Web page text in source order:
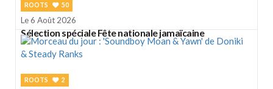
ROOTS 50
Le 6 Août 2026
Sélection spéciale Fête nationale jamaïcaine
ROOTS 2